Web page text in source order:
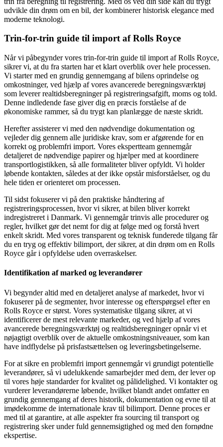
udvikle din drøm om en bil, der kombinerer historisk elegance med
moderne teknologi.
Trin-for-trin guide til import af Rolls Royce
Når vi påbegynder vores trin-for-trin guide til import af Rolls Royce,
sikrer vi, at du fra starten har et klart overblik over hele processen.
Vi starter med en grundig gennemgang af bilens oprindelse og
omkostninger, ved hjælp af vores avancerede beregningsværktøj
som leverer realtidsberegninger på registreringsafgift, moms og told.
Denne indledende fase giver dig en præcis forståelse af de
økonomiske rammer, så du trygt kan planlægge de næste skridt.
Herefter assisterer vi med den nødvendige dokumentation og
vejleder dig gennem alle juridiske krav, som er afgørende for en
korrekt og problemfri import. Vores ekspertteam gennemgår
detaljeret de nødvendige papirer og hjælper med at koordinere
transportlogistikken, så alle formaliteter bliver opfyldt. Vi holder
løbende kontakten, således at der ikke opstår misforståelser, og du
hele tiden er orienteret om processen.
Til sidst fokuserer vi på den praktiske håndtering af
registreringsprocessen, hvor vi sikrer, at bilen bliver korrekt
indregistreret i Danmark. Vi gennemgår trinvis alle procedurer og
regler, hvilket gør det nemt for dig at følge med og forstå hvert
enkelt skridt. Med vores transparent og teknisk funderede tilgang får
du en tryg og effektiv bilimport, der sikrer, at din drøm om en Rolls
Royce går i opfyldelse uden overraskelser.
Identifikation af marked og leverandører
Vi begynder altid med en detaljeret analyse af markedet, hvor vi
fokuserer på de segmenter, hvor interesse og efterspørgsel efter en
Rolls Royce er størst. Vores systematiske tilgang sikrer, at vi
identificerer de mest relevante markeder, og ved hjælp af vores
avancerede beregningsværktøj og realtidsberegninger opnår vi et
nøjagtigt overblik over de aktuelle omkostningsniveauer, som kan
have indflydelse på prisfastsættelsen og leveringsbetingelserne.
For at sikre en problemfri import gennemgår vi grundigt potentielle
leverandører, så vi udelukkende samarbejder med dem, der lever op
til vores høje standarder for kvalitet og pålidelighed. Vi kontakter og
vurderer leverandørerne løbende, hvilket blandt andet omfatter en
grundig gennemgang af deres historik, dokumentation og evne til at
imødekomme de internationale krav til bilimport. Denne proces er
med til at garantire, at alle aspekter fra sourcing til transport og
registrering sker under fuld gennemsigtighed og med den fornødne
ekspertise.